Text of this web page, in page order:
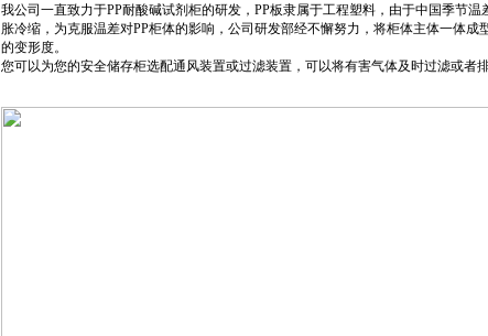
我公司一直致力于PP耐酸碱试剂柜的研发，PP板隶属于工程塑料，由于中国季节
胀冷缩，为克服温差对PP柜体的影响，公司研发部经不懈努力，将柜体主体一体成
的变形度。
您可以为您的安全储存柜选配通风装置或过滤装置，可以将有害气体及时过滤或者